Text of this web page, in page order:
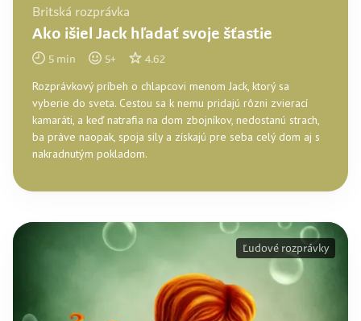
Britská rozprávka
Ako išiel Jack hľadať svoje šťastie
5 min 5+ 4.62
Rozprávkový príbeh o chlapcovi menom Jack, ktorý sa
vyberie do sveta. Cestou sa k nemu pridajú rôzni zvierací
kamaráti, a keď natrafia na dom zbojníkov, nedostanú strach,
ba práve naopak, spoja sily a získajú pre seba celý dom aj s
nakradnutým pokladom.
Ľudové rozprávky